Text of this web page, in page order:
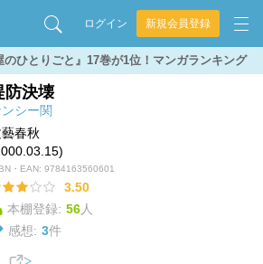
ログイン 新規会員登録
のひとりごと』17巻が1位！マンガランキング
防決壊
シー関
春秋
・EAN: 9784163560601
3.50
本棚登録: 56人
感想: 3件